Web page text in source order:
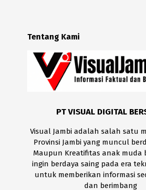
Tentang Kami
PT VISUAL DIGITAL
Visual Jambi adalah salah satu
Provinsi Jambi yang muncul
Maupun Kreatifitas anak muda
ingin berdaya saing pada era
untuk memberikan informasi
dan berimbang